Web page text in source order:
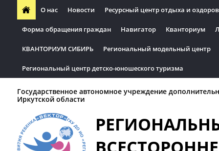
О нас Новости Ресурсный центр отдыха и
Форма обращения граждан Навигатор Кванториум
КВАНТОРИУМ СИБИРЬ Региональный модельный центр
Региональный центр детско-юношеского туризма
Государственное автономное учреждение
Иркутской области